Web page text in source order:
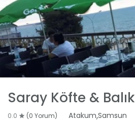
Saray Köfte & Balık
0.0 (0 Yorum) Atakum,Samsun